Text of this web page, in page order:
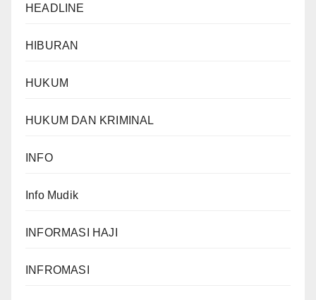
HEADLINE
HIBURAN
HUKUM
HUKUM DAN KRIMINAL
INFO
Info Mudik
INFORMASI HAJI
INFROMASI